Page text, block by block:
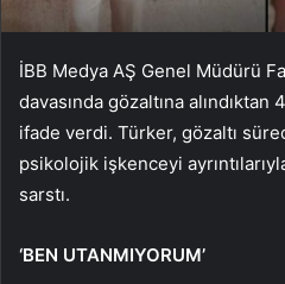
İBB Medya AŞ Genel Müdürü
davasında gözaltına
ifade verdi. Türker, gözaltı
psikolojik işkenceyi
sarstı.
‘BEN UTANMIYORUM’